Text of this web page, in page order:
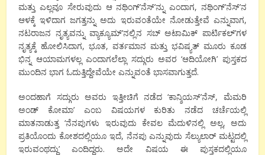
ಮತ್ತು ಎಲ್ಲವೂ ಸೇರುವುದು ಆ ನಥಿಂಗ್’ನೆಸ್’ನ್ನು ಎಂದಾಗ, ನಥಿಂಗ್’ನೆಸ್’ನ
ಆಳಕ್ಕೆ ಇಳಿದಾಗ ಜಗತ್ತನ್ನು ಅದು ಇರುವಂತೆಯೇ ನೋಡುತ್ತೇವೆ ಎನ್ನುವಾಗ,
ನಟರಾಜನ ನೃತ್ಯವನ್ನು ವ್ಯಾಕ್ಯೂಮ್’ನಲ್ಲಿನ ಸಬ್ ಅಟಾಮಿಕ್ ಪಾರ್ಟಿಕಲ್’ಗಳ
ನೃತ್ಯಕ್ಕೆ ಹೋಲಿಸಿದಾಗ, ಭೂತ, ವರ್ತಮಾನ ಮತ್ತು ಭವಿಷ್ಯತ್ ಮೂರು ಕೂಡ
ಭಿನ್ನ ಆಯಾಮಗಳಲ್ಲ ಎಂದಾಗಲೆಲ್ಲಾ ಸದ್ಗುರು ಅವರ ‘ಆದಿಯೋಗಿ’ ಪುಸ್ತಕದ
ಮುಂದಿನ ಭಾಗ ಓದುತ್ತಿದ್ದೇವೆಯೇ ಎನ್ನುವಂತೆ ಭಾಸವಾಗುತ್ತದೆ.
ಅಂದಹಾಗೆ ಸದ್ಗುರು ಅವರು ಇತ್ತೀಚಿಗೆ ನಡೆದ ‘ಕಾನ್ಶಿಯಸ್’ನೆಸ್, ಮೆಮರಿ
ಅಂಡ್ ಕೋಮಾ’ ಎಂಬ ವಿಷಯಗಳ ಕುರಿತು ನಡೆದ ಚರ್ಚೆಯಲ್ಲಿ
ಮಾತನಾಡುತ್ತ ‘ನೆನಪುಗಳು ಇರುವುದು ಕೇವಲ ಮೆದುಳಿನಲ್ಲಿ ಅಲ್ಲ, ಅದು
ಪ್ರತಿಯೊಂದು ಕೋಶದಲ್ಲಿಯೂ ಇದೆ, ನೆನಪು ಎನ್ನುವುದು ಸೆಲ್ಯುಲಾರ್ ಮಟ್ಟದಲ್ಲಿ
ಇರುವಂಥದ್ದು’ ಎಂದಿದ್ದರು. ಅದೇ ವಿಷಯ ಈ ಪುಸ್ತಕದಲ್ಲಿಯೂ